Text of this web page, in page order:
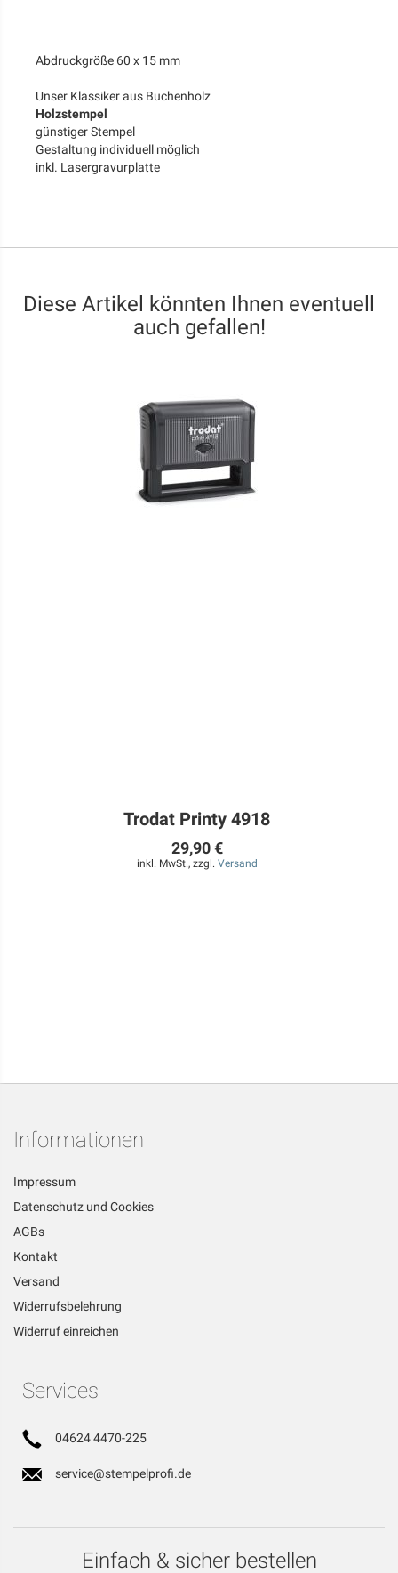
Abdruckgröße 60 x 15 mm
Unser Klassiker aus Buchenholz
Holzstempel
günstiger Stempel
Gestaltung individuell möglich
inkl. Lasergravurplatte
Diese Artikel könnten Ihnen eventuell
auch gefallen!
Trodat Printy 4918
29,90 €
inkl. MwSt., zzgl. Versand
Informationen
Impressum
Datenschutz und Cookies
AGBs
Kontakt
Versand
Widerrufsbelehrung
Widerruf einreichen
Services
04624 4470-225
service@stempelprofi.de
Einfach & sicher bestellen